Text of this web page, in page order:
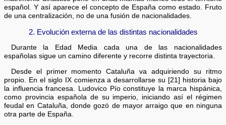
español. Y así aparece el concepto de España como estado. Fruto
de una centralización, no de una fusión de nacionalidades.
2. Evolución externa de las distintas nacionalidades
Durante la Edad Media cada una de las nacionalidades
españolas sigue un camino diferente y recorre distinta trayectoria.
Desde el primer momento Cataluña va adquiriendo su ritmo
propio. En el siglo IX comienza a desarrollarse su [21] historia bajo
la influencia francesa. Ludovico Pío constituye la marca hispánica,
como provincia española de su imperio, iniciando así el régimen
feudal en Cataluña, donde gozó de mayor arraigo que en ninguna
otra parte de España.